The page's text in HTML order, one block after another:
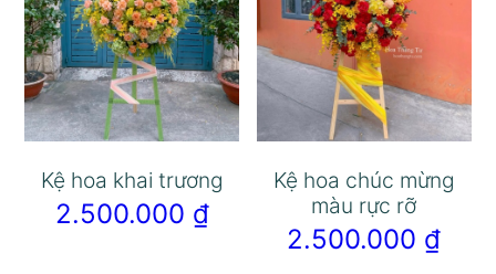
Kệ hoa khai trương
2.500.000 ₫
Kệ hoa chúc mừng
màu rực rỡ
2.500.000 ₫